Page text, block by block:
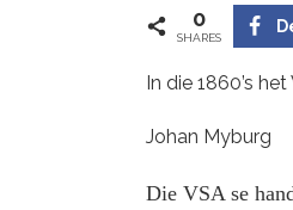
0
SHARES
In die 1860’s
Johan Myburg
Die VSA se